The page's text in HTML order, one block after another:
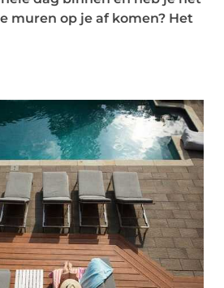
muren op je af komen? Het